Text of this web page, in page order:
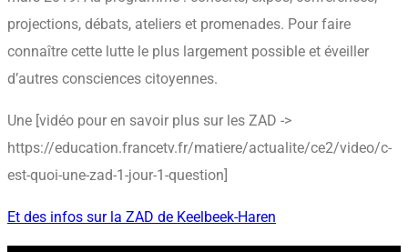
projections, débats, ateliers et promenades. Pour faire
connaître cette lutte le plus largement possible et éveiller
d’autres consciences citoyennes.
Une [vidéo pour en savoir plus sur les ZAD ->
https://education.francetv.fr/matiere/actualite/ce2/video/c-
est-quoi-une-zad-1-jour-1-question]
Et des infos sur la ZAD de Keelbeek-Haren